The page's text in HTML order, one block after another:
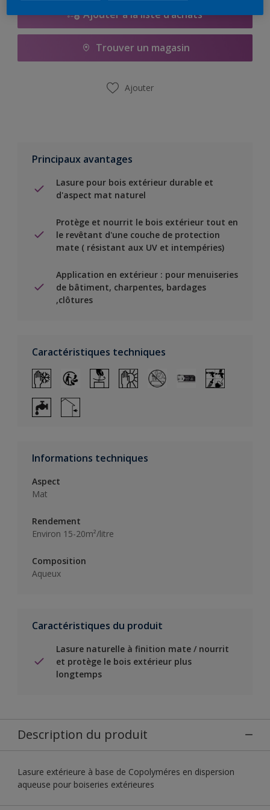
Ajouter à la liste d’achats
Trouver un magasin
Ajouter
Principaux avantages
Lasure pour bois extérieur durable et
d'aspect mat naturel
Protège et nourrit le bois extérieur tout en
le revêtant d'une couche de protection
mate ( résistant aux UV et intempéries)
Application en extérieur : pour menuiseries
de bâtiment, charpentes, bardages
,clôtures
Caractéristiques techniques
Informations techniques
Aspect
Mat
Rendement
Environ 15-20m²/litre
Composition
Aqueux
Caractéristiques du produit
Lasure naturelle à finition mate / nourrit
et protège le bois extérieur plus
longtemps
Description du produit
Lasure extérieure à base de Copolyméres en dispersion
aqueuse pour boiseries extérieures